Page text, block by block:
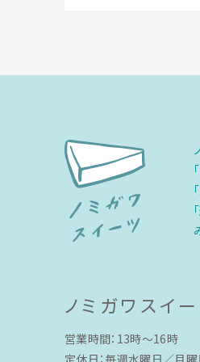
ノミガワスイ
営業時間：13時〜16時
定休日：毎週水曜日／月